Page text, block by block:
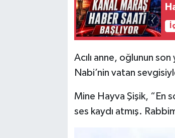
Acılı anne, oğlunun
Nabi’nin vatan
Mine Hayva Şişik, “En
ses kaydı atmış.